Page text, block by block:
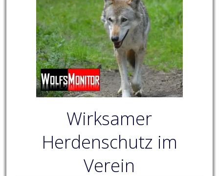
Wirksamer
Herdenschutz im
Verein